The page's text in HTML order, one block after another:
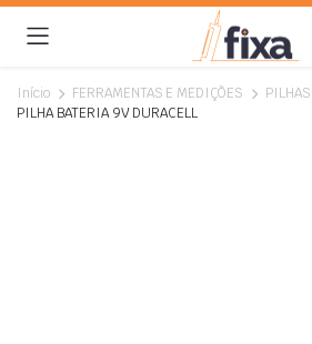
Início FERRAMENTAS E MEDIÇÕES
PILHAS
PILHA BATERIA 9V DURACELL